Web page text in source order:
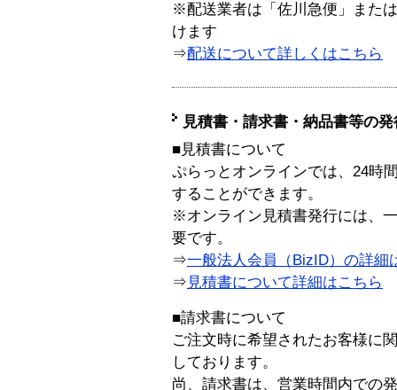
※配送業者は「佐川急便」また
けます
⇒配送について詳しくはこちら
見積書・請求書・納品書等の
■見積書について
ぷらっとオンラインでは、24時
することができます。
※オンライン見積書発行には、
要です。
⇒一般法人会員（BizID）の詳細
⇒ 見積書について詳細はこちら
■請求書について
ご注文時に希望されたお客様に
しております。
尚、請求書は、営業時間内での